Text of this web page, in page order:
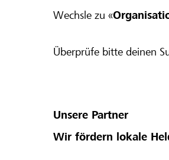
Wechsle zu «
Überprüfe bitte deinen
Unsere Partner
Wir fördern lokale